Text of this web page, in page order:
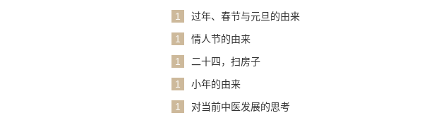
1
过年、春节与元旦的由来
1
情人节的由来
1
二十四，扫房子
1
小年的由来
1
对当前中医发展的思考